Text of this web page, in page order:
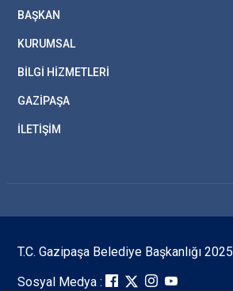
BAŞKAN
KURUMSAL
BİLGİ HİZMETLERİ
GAZİPAŞA
İLETİŞİM
T.C. Gazipaşa Belediye Başkanlığı 2025
Sosyal Medya :